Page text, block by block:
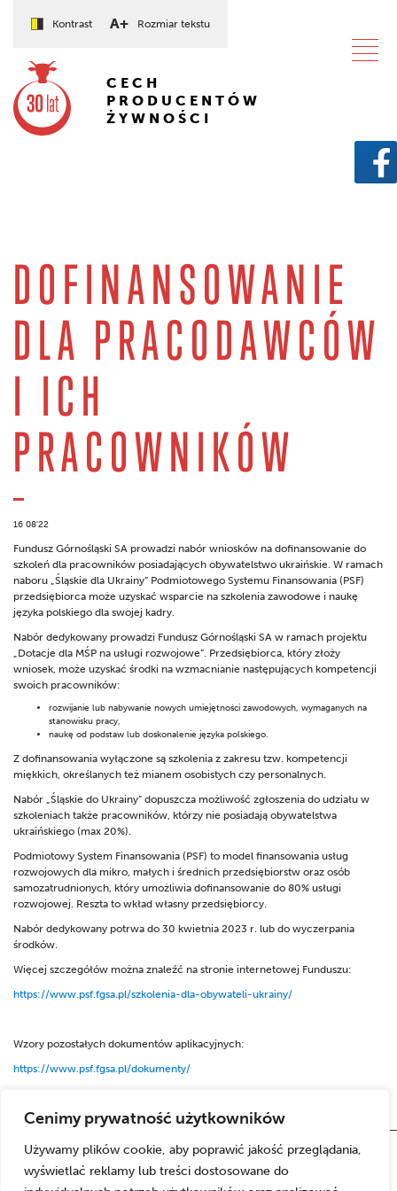
Cenimy prywatność użytkowników
Używamy plików cookie, aby poprawić jakość przeglądania,
wyświetlać reklamy lub treści dostosowane do
Kontrast A+ Rozmiar tekstu
CECH
PRODUCENTÓW
ŻYWNOŚCI
DOFINANSOWANIE
DLA PRACODAWCÓW
I ICH
PRACOWNIKÓW
16 08'22
Fundusz Górnośląski SA prowadzi nabór wniosków na dofinansowanie do
szkoleń dla pracowników posiadających obywatelstwo ukraińskie. W ramach
naboru „Śląskie dla Ukrainy” Podmiotowego Systemu Finansowania (PSF)
przedsiębiorca może uzyskać wsparcie na szkolenia zawodowe i naukę
języka polskiego dla swojej kadry.
Nabór dedykowany prowadzi Fundusz Górnośląski SA w ramach projektu
„Dotacje dla MŚP na usługi rozwojowe”. Przedsiębiorca, który złoży
wniosek, może uzyskać środki na wzmacnianie następujących kompetencji
swoich pracowników:
rozwijanie lub nabywanie nowych umiejętności zawodowych, wymaganych na
stanowisku pracy,
naukę od podstaw lub doskonalenie języka polskiego.
Z dofinansowania wyłączone są szkolenia z zakresu tzw. kompetencji
miękkich, określanych też mianem osobistych czy personalnych.
Nabór „Śląskie do Ukrainy” dopuszcza możliwość zgłoszenia do udziału w
szkoleniach także pracowników, którzy nie posiadają obywatelstwa
ukraińskiego (max 20%).
Podmiotowy System Finansowania (PSF) to model finansowania usług
rozwojowych dla mikro, małych i średnich przedsiębiorstw oraz osób
samozatrudnionych, który umożliwia dofinansowanie do 80% usługi
rozwojowej. Reszta to wkład własny przedsiębiorcy.
Nabór dedykowany potrwa do 30 kwietnia 2023 r. lub do wyczerpania
środków.
Więcej szczegółów można znaleźć na stronie internetowej Funduszu:
https://www.psf.fgsa.pl/szkolenia-dla-obywateli-ukrainy/
Wzory pozostałych dokumentów aplikacyjnych:
https://www.psf.fgsa.pl/dokumenty/